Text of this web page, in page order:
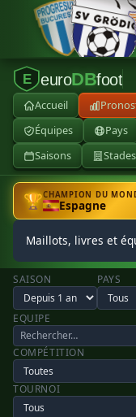
E euroDBfoot
Accueil
Équipes
Pays
Saisons
Stades
🏆CHAMPION DU
Espagne
Maillots, livres et
SAISON PAYS
EQUIPE
COMPÉTITION
TOURNOI